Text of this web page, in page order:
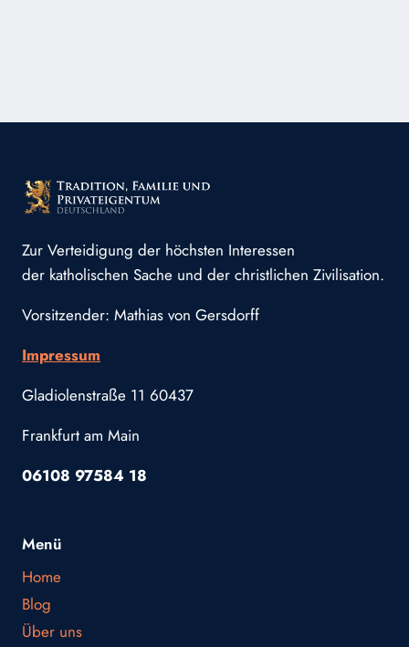
Zur Verteidigung der höchsten Interessen
der katholischen Sache und der christlichen Zivilisation.
Vorsitzender: Mathias von Gersdorff
Impressum
Gladiolenstraße 11 60437
Frankfurt am Main
06108 97584 18
Menü
Home
Blog
Über uns